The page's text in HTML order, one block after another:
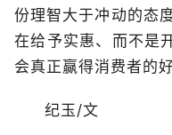
份理智大于冲动的态
在给予实惠、而不是
会真正赢得消费者的
纪玉/文